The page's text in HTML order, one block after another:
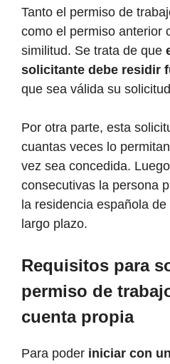
Tanto el permiso de
como el permiso anterior
similitud. Se trata de que
solicitante debe residir
que sea válida su
Por otra parte, esta
cuantas veces lo
vez sea concedida.
consecutivas la persona
la residencia española
largo plazo.
Requisitos para
permiso de
cuenta propia
Para poder iniciar con